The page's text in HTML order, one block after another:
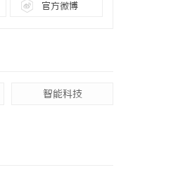
官方微博
智能科技